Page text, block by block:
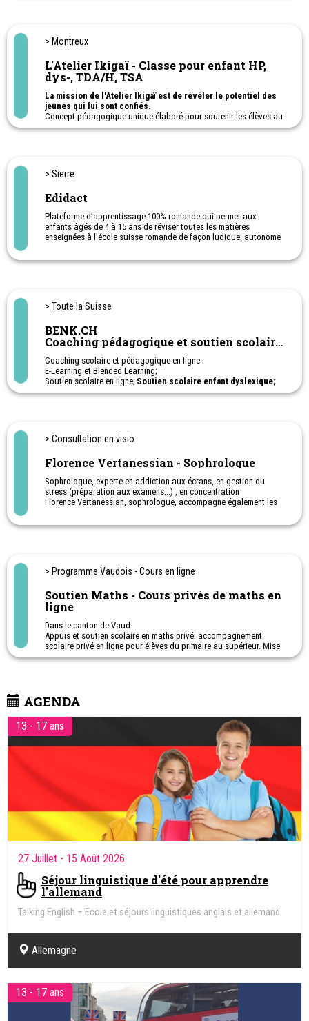
école publique) Cours individuels pour adulte, expatriés
Cours de langues, math, physique, chimie, économie, comptabilité.
Cours à domicile La Côte et Lausanne
> Montreux
L'Atelier Ikigaï - Classe pour enfant HP,
dys-, TDA/H, TSA
La mission de l'Atelier Ikigaï est de révéler le potentiel des
jeunes qui lui sont confiés.
Concept pédagogique unique élaboré pour soutenir les élèves au
profil neuroatypique (HP, dys-, TDA/H, TSA) en rupture scolaire ou
Une alternative à la scolarité obligatoire, ouverte aux enfants de
10 à 16 ans, en fonction de leurs âges.
> Sierre
Edidact
Plateforme d’apprentissage 100% romande qui permet aux
enfants âgés de 4 à 15 ans de réviser toutes les matières
enseignées à l’école suisse romande de façon ludique, autonome
> Toute la Suisse
BENK.CH
Coaching pédagogique et soutien scolaire
en ligne
Coaching scolaire et pédagogique en ligne ;
E-Learning et Blended Learning;
Soutien scolaire en ligne; Soutien scolaire enfant dyslexique;
Soutien scolaire enfant TDAH; Soutien scolaire enfant haut-
1ère à 11ème Harmos. Apprentissage - Post-obligatoire
Ateliers en ligne pour aider les parents à soutenir leurs enfants à
> Consultation en visio
Florence Vertanessian - Sophrologue
Sophrologue, experte en addiction aux écrans, en gestion du
stress (préparation aux examens...) , en concentration
Florence Vertanessian, sophrologue, accompagne également les
> Programme Vaudois - Cours en ligne
Soutien Maths - Cours privés de maths en
ligne
Dans le canton de Vaud.
Appuis et soutien scolaire en maths privé: accompagnement
scolaire privé en ligne pour élèves du primaire au supérieur. Mise
en confiance, préparation aux examens (épreuves cantonales ECR,
AGENDA
13 - 17 ans
27 Juillet - 15 Août 2026
Séjour linguistique d'été pour apprendre
l'allemand
Talking English – Ecole et séjours linguistiques anglais et allemand
Allemagne
13 - 17 ans